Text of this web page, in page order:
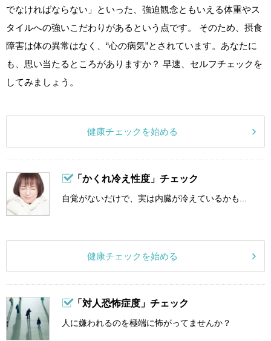
でなければならない」といった、強迫観念ともいえる体重やス
タイルへの強いこだわりがあるという点です。 そのため、摂食
障害は体の異常はなく、“心の病気”とされています。あなたに
も、思い当たるところがありますか？ 早速、セルフチェックを
してみましょう。
健康チェックを始める
「かくれ冷え性度」チェック
自覚がないだけで、実は内臓が冷えているかも...
健康チェックを始める
「対人恐怖症度」チェック
人に嫌われるのを極端に怖がってませんか？